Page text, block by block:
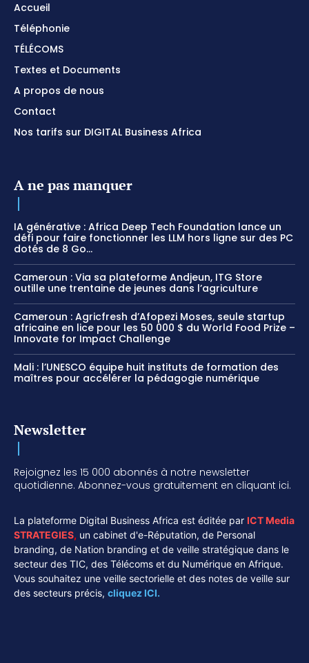
Accueil
Téléphonie
TÉLÉCOMS
Textes et Documents
A propos de nous
Contact
Nos tarifs sur DIGITAL Business Africa
A ne pas manquer
IA générative : Africa Deep Tech Foundation lance un
défi pour faire fonctionner les LLM hors ligne sur des PC
dotés de 8 Go...
Cameroun : Via sa plateforme Andjeun, ITG Store
outille une trentaine de jeunes dans l’agriculture
Cameroun : Agricfresh d’Afopezi Moses, seule startup
africaine en lice pour les 50 000 $ du World Food Prize –
Innovate for Impact Challenge
Mali : l’UNESCO équipe huit instituts de formation des
maîtres pour accélérer la pédagogie numérique
Newsletter
Rejoignez les 15 000 abonnés à notre newsletter
quotidienne. Abonnez-vous gratuitement en cliquant ici.
La plateforme Digital Business Africa est éditée par ICT Media
STRATEGIES, un cabinet d'e-Réputation, de Personal
branding, de Nation branding et de veille stratégique dans le
secteur des TIC, des Télécoms et du Numérique en Afrique.
Vous souhaitez une veille sectorielle et des notes de veille sur
des secteurs précis, cliquez ICI.